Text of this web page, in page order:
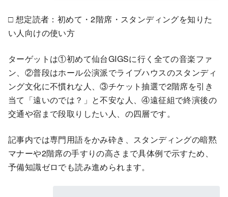
□ 想定読者：初めて・2階席・スタンディングを知りた
い人向けの使い方
ターゲットは①初めて仙台GIGSに行く全ての音楽ファ
ン、②普段はホール公演派でライブハウスのスタンディ
ング文化に不慣れな人、③チケット抽選で2階席を引き
当て「遠いのでは？」と不安な人、④遠征組で終演後の
交通や宿まで段取りしたい人、の四層です。
記事内では専門用語をかみ砕き、スタンディングの暗黙
マナーや2階席の手すりの高さまで具体例で示すため、
予備知識ゼロでも読み進められます。